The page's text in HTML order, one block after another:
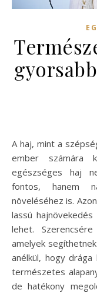
A haj, mint a szépség egyik legfontosabb szimbóluma, sok
ember számára
egészséges haj
fontos, hanem
növeléséhez is.
lassú
lehet.
amelyek
anélkül, hogy drága
természetes
de hatékony